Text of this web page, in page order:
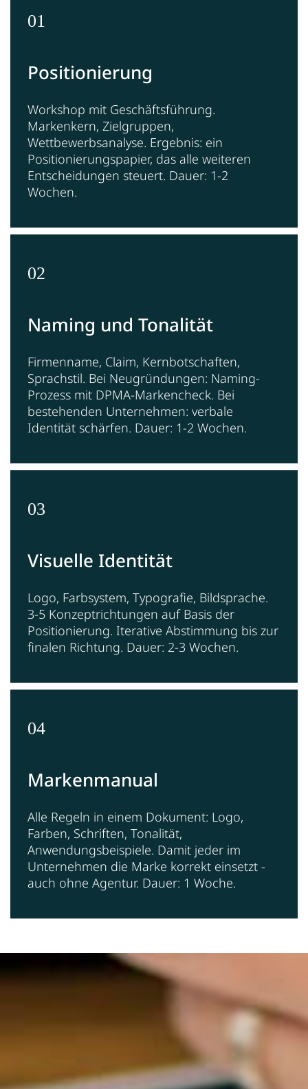
01
Positionierung
Workshop mit Geschäftsführung.
Markenkern, Zielgruppen,
Wettbewerbsanalyse. Ergebnis: ein
Positionierungspapier, das alle weiteren
Entscheidungen steuert. Dauer: 1-2
Wochen.
02
Naming und Tonalität
Firmenname, Claim, Kernbotschaften,
Sprachstil. Bei Neugründungen: Naming-
Prozess mit DPMA-Markencheck. Bei
bestehenden Unternehmen: verbale
Identität schärfen. Dauer: 1-2 Wochen.
03
Visuelle Identität
Logo, Farbsystem, Typografie, Bildsprache.
3-5 Konzeptrichtungen auf Basis der
Positionierung. Iterative Abstimmung bis zur
finalen Richtung. Dauer: 2-3 Wochen.
04
Markenmanual
Alle Regeln in einem Dokument: Logo,
Farben, Schriften, Tonalität,
Anwendungsbeispiele. Damit jeder im
Unternehmen die Marke korrekt einsetzt -
auch ohne Agentur. Dauer: 1 Woche.